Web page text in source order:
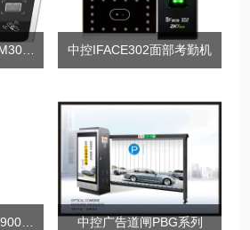
中控IFACE302面部考勤机
中控广告道闸PBG系列